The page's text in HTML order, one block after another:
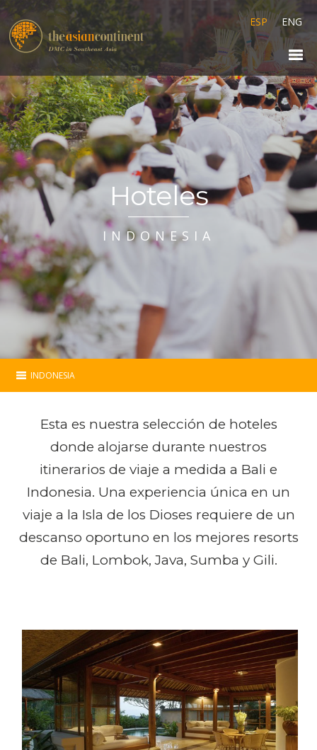
ESP ENG
Hoteles
INDONESIA
INDONESIA
Esencial
Programas
Hoteles
Mapa
Esta es nuestra selección de hoteles
donde alojarse durante nuestros
itinerarios de viaje a medida a Bali e
Indonesia. Una experiencia única en un
viaje a la Isla de los Dioses requiere de un
descanso oportuno en los mejores resorts
de Bali, Lombok, Java, Sumba y Gili.